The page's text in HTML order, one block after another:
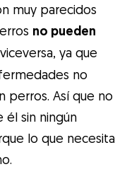
muy parecidos
no pueden
ya que
no
perros. Así que no
él sin ningún
lo que necesita